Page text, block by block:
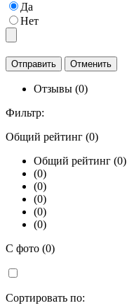
Да
Нет
Отзывы (0)
Фильтр:
Общий рейтинг (0)
Общий рейтинг (0)
(0)
(0)
(0)
(0)
(0)
С фото (0)
Сортировать по: